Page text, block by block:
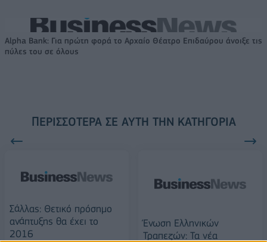
Alpha Bank: Για πρώτη φορά το Αρχαίο Θέατρο Επιδαύρου άνοιξε τις
πύλες του σε όλους
ΠΕΡΙΣΣΌΤΕΡΑ ΣΕ ΑΥΤΉ ΤΗΝ ΚΑΤΗΓΟΡΊΑ
Σάλλας: Θετικό πρόσημο
ανάπτυξης θα έχει το
2016
Ένωση Ελληνικών
Τραπεζών: Τα νέα